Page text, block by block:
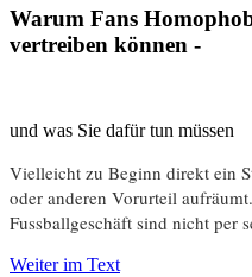
Warum Fans
vertreiben können -
und was Sie dafür tun müssen
Vielleicht zu Beginn direkt ein
oder anderen Vorurteil
Fussballgeschäft sind nicht per
Weiter im Text